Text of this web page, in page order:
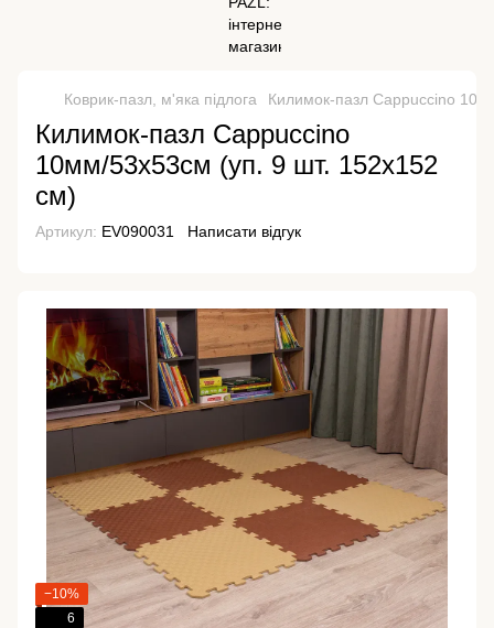
Коврик-пазл, м'яка підлога Килимок-пазл Cappuccino
Килимок-пазл Cappuccino
10мм/53х53см (уп. 9 шт. 152х152
см)
Артикул: EV090031 Написати відгук
−10%
6